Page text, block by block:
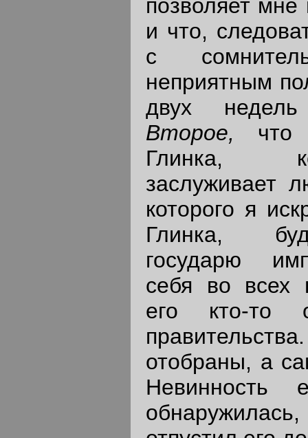
позволяет мне
и что,
с
неприятным
двух
Второе,
что
Глинка,
заслуживает
которого я
Глинка,
государю
себя во всех
его кто-то
отобраны, а
Невинность